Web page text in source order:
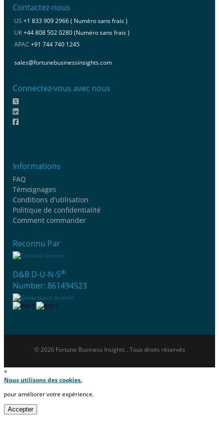
Contactez-nous
US +1 833 909 2966 ( Numéro sans frais )
UK+44 808 502 0280 (Numéro sans frais )
APAC +91 744 740 1245
sales@fortunebusinessinsights.com
Connectez-vous avec nous
Informations
FAQ
Témoignages
Conditions d'utilisation
Politique de confidentialité
Comment commander
Reconnu Par
D&B D-U-N-S®
Number: 861494523
© 2026 Fortune Business Insights . Tous droits réservés
×
Nous utilisons des cookies.
pour améliorer votre expérience.
Accepter